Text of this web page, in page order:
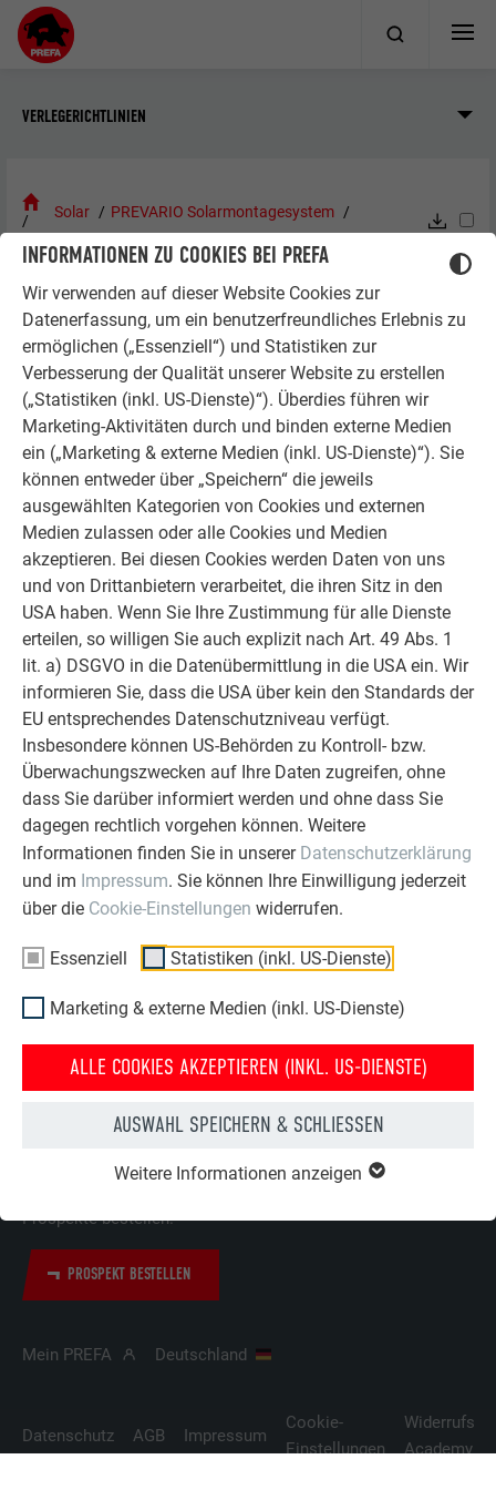
INFORMATIONEN ZU COOKIES BEI PREFA
Wir verwenden auf dieser Website Cookies zur
Datenerfassung, um ein benutzerfreundliches Erlebnis zu
ermöglichen („Essenziell“) und Statistiken zur
Verbesserung der Qualität unserer Website zu erstellen
(„Statistiken (inkl. US-Dienste)“). Überdies führen wir
Marketing-Aktivitäten durch und binden externe Medien
ein („Marketing & externe Medien (inkl. US-Dienste)“). Sie
können entweder über „Speichern“ die jeweils
ausgewählten Kategorien von Cookies und externen
Medien zulassen oder alle Cookies und Medien
akzeptieren. Bei diesen Cookies werden Daten von uns
und von Drittanbietern verarbeitet, die ihren Sitz in den
USA haben. Wenn Sie Ihre Zustimmung für alle Dienste
erteilen, so willigen Sie auch explizit nach Art. 49 Abs. 1
lit. a) DSGVO in die Datenübermittlung in die USA ein. Wir
informieren Sie, dass die USA über kein den Standards der
EU entsprechendes Datenschutzniveau verfügt.
Insbesondere können US-Behörden zu Kontroll- bzw.
Überwachungszwecken auf Ihre Daten zugreifen, ohne
dass Sie darüber informiert werden und ohne dass Sie
dagegen rechtlich vorgehen können. Weitere
Informationen finden Sie in unserer Datenschutzerklärung
und im Impressum. Sie können Ihre Einwilligung jederzeit
über die Cookie-Einstellungen widerrufen.
Essenziell Statistiken (inkl. US-Dienste)
Marketing & externe Medien (inkl. US-Dienste)
ALLE COOKIES AKZEPTIEREN (INKL. US-DIENSTE)
AUSWAHL SPEICHERN & SCHLIESSEN
Weitere Informationen anzeigen
VERLEGERICHTLINIEN
Solar
PREVARIO Solarmontagesystem
ZUBEHÖR UND VERLEGUNG
PREVARIO SOLARMONTAGESYSTEM
Montagesystem
Zubehör
ZURÜCK WEITER
Prospekte bestellen.
PROSPEKT BESTELLEN
ÜBER PREFA
Über uns
Nachhaltigkeit
Partner
Zertifikate
Compliance
WIR HELFEN IHNEN
Fragen & Antworten
Prospekte bestellen
Angebot anfordern
Erfahrungen
Beschwerden &
Mein PREFA Deutschland
Datenschutz AGB Impressum
Cookie-
Einstellungen
Academy